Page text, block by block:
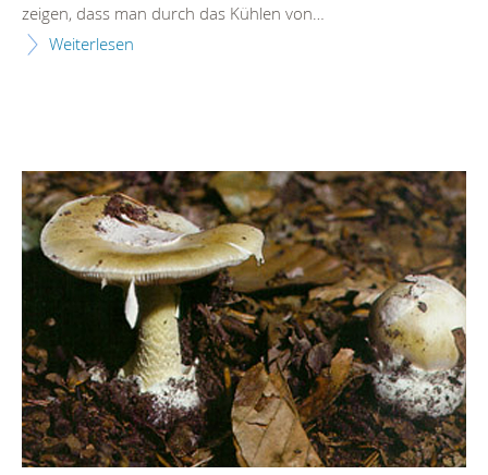
zeigen, dass man durch das Kühlen von…
Weiterlesen